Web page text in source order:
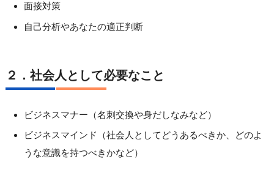
面接対策
自己分析やあなたの適正判断
２．社会人として必要なこと
ビジネスマナー（名刺交換や身だしなみなど）
ビジネスマインド（社会人としてどうあるべきか、どのよ
うな意識を持つべきかなど）